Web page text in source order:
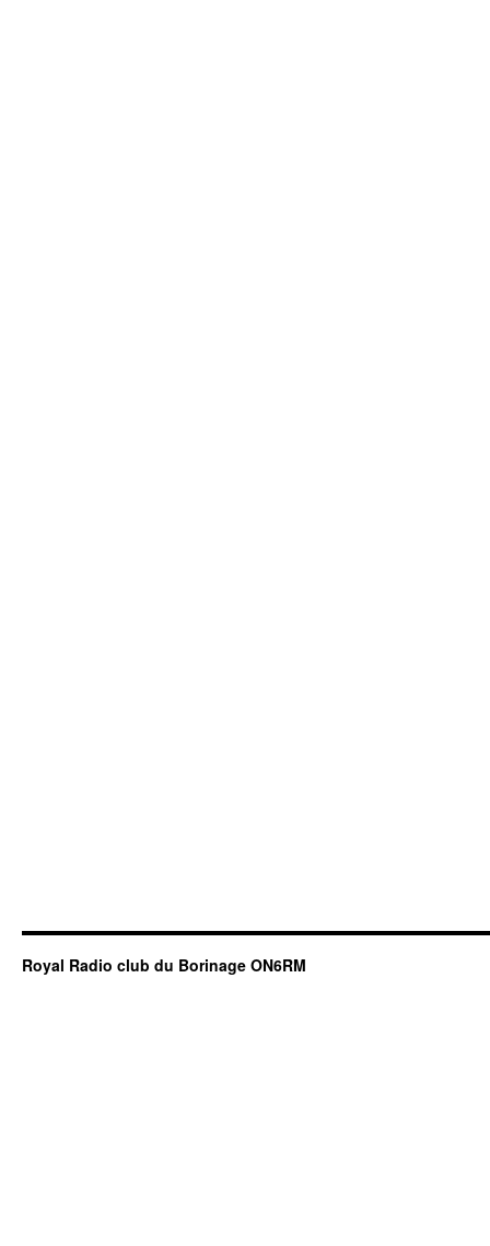
Royal Radio club du Borinage ON6RM